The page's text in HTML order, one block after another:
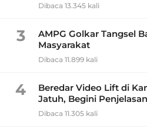
Dibaca 13.345 kali
3
AMPG Golkar Tangsel
Masyarakat
Dibaca 11.899 kali
4
Beredar Video Lift di
Jatuh, Begini
Dibaca 11.305 kali